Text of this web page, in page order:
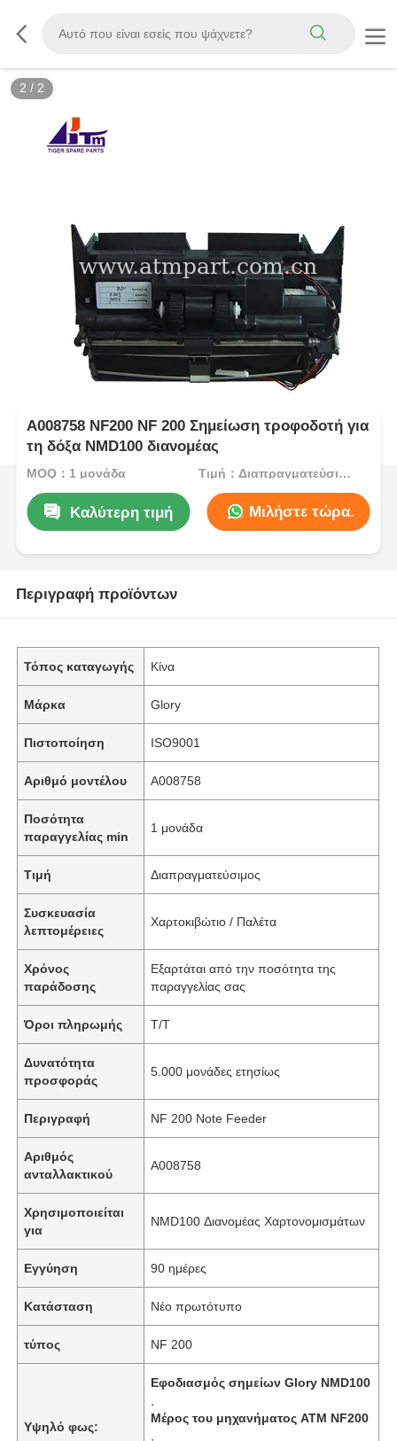
2 / 2
Α008758 NF200 NF 200 Σημείωση τροφοδοτή για
τη δόξα NMD100 διανομέας
MOQ：1 μονάδα Τιμή：Διαπραγματεύσιμος
Καλύτερη τιμή Μιλήστε τώρα.
Περιγραφή προϊόντων
Τόπος καταγωγής Κίνα
Μάρκα Glory
Πιστοποίηση ISO9001
Αριθμό μοντέλου A008758
Ποσότητα
παραγγελίας min
1 μονάδα
Τιμή Διαπραγματεύσιμος
Συσκευασία
λεπτομέρειες
Χαρτοκιβώτιο / Παλέτα
Χρόνος
παράδοσης
Εξαρτάται από την ποσότητα της
παραγγελίας σας
Όροι πληρωμής T/T
Δυνατότητα
προσφοράς
5.000 μονάδες ετησίως
Περιγραφή NF 200 Note Feeder
Αριθμός
ανταλλακτικού
A008758
Χρησιμοποιείται
για
NMD100 Διανομέας Χαρτονομισμάτων
Εγγύηση 90 ημέρες
Κατάσταση Νέο πρωτότυπο
τύπος NF 200
Υψηλό φως:
Εφοδιασμός σημείων Glory NMD100
Μέρος του μηχανήματος ATM NF200